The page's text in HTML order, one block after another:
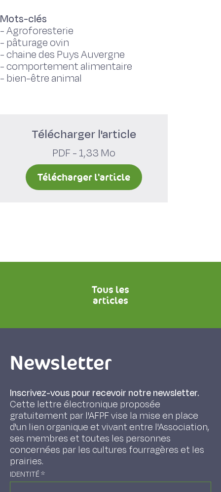
Mots-clés
-Agroforesterie
- pâturage ovin
-chaine des Puys Auvergne
-comportement alimentaire
- bien-être animal
Télécharger l'article
PDF - 1,33 Mo
Télécharger l'article
Tous les
articles
Newsletter
Inscrivez-vous pour recevoir notre newsletter.
Cette lettre électronique proposée
gratuitement par l'AFPF vise la mise en place
d'un lien organique et vivant entre l'Association,
ses membres et toutes les personnes
concernées par les cultures fourragères et les
prairies.
IDENTITÉ*